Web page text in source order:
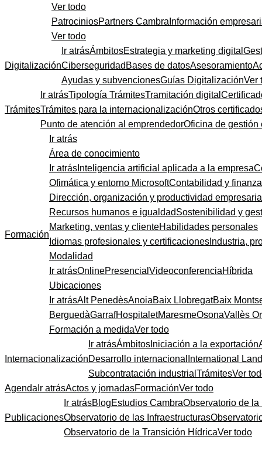
Ver todo
PatrociniosPartners Cambra Información
Ver todo
Digitalización
Ir atrásÁmbitosEstrategia y marketing digital
Ciberseguridad Bases de datosAsesoramiento
Ayudas y subvencionesGuías DigitalizaciónVer
Trámites
Ir atrásTipología TrámitesTramitación digital
Trámites para la internacionalizaciónOtros
Punto de atención al emprendedorOficina de gestión
Formación
Ir atrás
Área de conocimiento
Ir atrás Inteligencia artificial aplicada a la empresa
Ofimática y entorno MicrosoftContabilidad y
Dirección, organización y productividad
Recursos humanos e igualdadSostenibilidad y
Marketing, ventas y clienteHabilidades personales
Idiomas profesionales y certificaciones Industria,
Modalidad
Ir atrásOnlinePresencial VideoconferenciaHíbrida
Ubicaciones
Ir atrásAlt PenedèsAnoiaBaix LlobregatBaix
BerguedàGarrafHospitaletMaresmeOsonaVallès
Formación a medidaVer todo
Internacionalización
Ir atrásÁmbitos Iniciación a la exportación
Desarrollo internacional International
Subcontratación industrial TrámitesVer
Agenda Ir atrásActos y jornadasFormaciónVer todo
Publicaciones
Ir atrásBlogEstudios CambraObservatorio de la
Observatorio de las Infraestructuras
Observatorio de la Transición HídricaVer todo